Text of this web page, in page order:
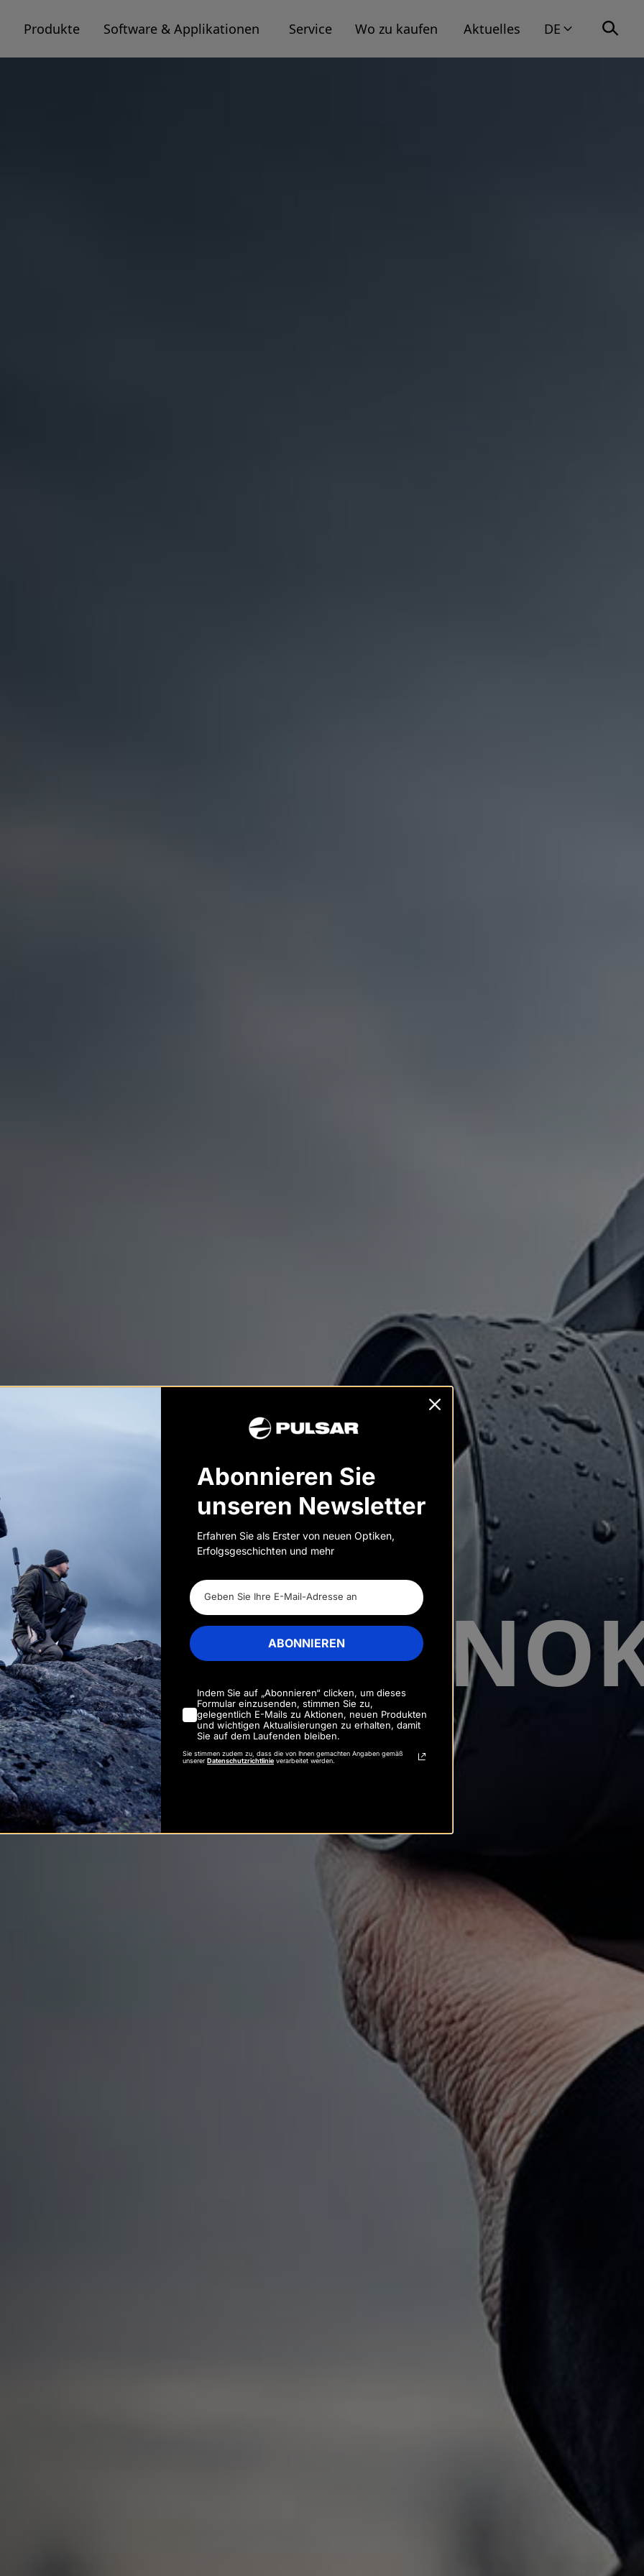
Produkte Software & Applikationen Service Wo zu kaufen Aktuelles DE
2
Abonnieren Sie
unseren Newsletter
Erfahren Sie als Erster von neuen Optiken,
Erfolgsgeschichten und mehr
ABONNIEREN
Indem Sie auf „Abonnieren“ clicken, um dieses
Formular einzusenden, stimmen Sie zu,
gelegentlich E-Mails zu Aktionen, neuen Produkten
und wichtigen Aktualisierungen zu erhalten, damit
Sie auf dem Laufenden bleiben.
Sie stimmen zudem zu, dass die von Ihnen gemachten Angaben gemäß
unsererDatenschutzrichtlinie verarbeitet werden.